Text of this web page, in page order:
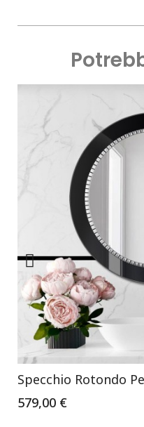
Specchio Rotondo
579,00 €